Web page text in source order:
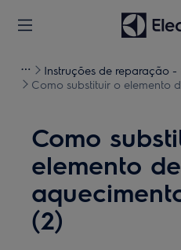
Instruções de reparação
Como substituir o elemento
Como
elemento de
(2)